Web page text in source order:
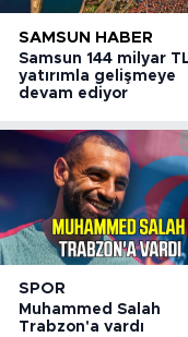
SAMSUN HABER
Samsun 144 milyar
yatırımla gelişmeye
devam ediyor
SPOR
Muhammed Salah
Trabzon'a vardı